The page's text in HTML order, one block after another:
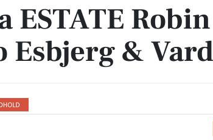
ESTATE Robin
Esbjerg &